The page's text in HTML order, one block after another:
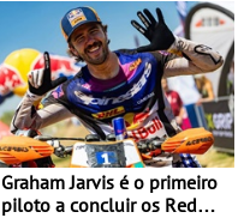
Graham Jarvis é o primeiro
piloto a concluir os Red